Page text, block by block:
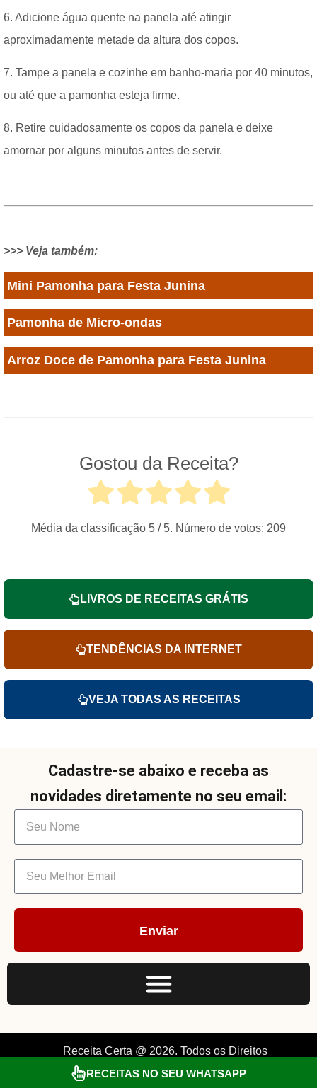
6. Adicione água quente na panela até atingir
aproximadamente metade da altura dos copos.
7. Tampe a panela e cozinhe em banho-maria por 40 minutos,
ou até que a pamonha esteja firme.
8. Retire cuidadosamente os copos da panela e deixe
amornar por alguns minutos antes de servir.
>>> Veja também:
Mini Pamonha para Festa Junina
Pamonha de Micro-ondas
Arroz Doce de Pamonha para Festa Junina
Gostou da Receita?
Média da classificação 5 / 5. Número de votos: 209
LIVROS DE RECEITAS GRÁTIS
TENDÊNCIAS DA INTERNET
VEJA TODAS AS RECEITAS
Cadastre-se abaixo e receba as
novidades diretamente no seu email:
Enviar
Receita Certa @ 2026. Todos os Direitos
Reservados. By Müller.
RECEITAS NO SEU WHATSAPP